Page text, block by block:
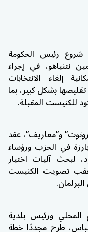
شروع رئيس الحكومة
نتنياهو، في إجراء
إلغاء الانتخابات
بشكل كبير، بما
للكنيست المقبلة.
و”معاريف”، عقد
في الحزب ورؤساء
لبحث آليات اختيار
عقب تصويت الكنيست
المحلي ورئيس بلدية
طرح مجددًا خطة